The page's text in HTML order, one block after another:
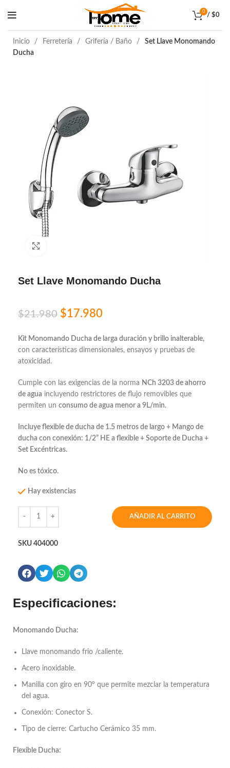
0
/ $0
Inicio Ferretería Grifería / Baño
Set Llave Monomando
Ducha
Set Llave Monomando Ducha
$21.980 $17.980
Kit Monomando Ducha de larga duración y brillo inalterable,
con características dimensionales, ensayos y pruebas de
atoxicidad.
Cumple con las exigencias de la norma NCh 3203 de ahorro
de agua incluyendo restrictores de flujo removibles que
permiten un consumo de agua menor a 9L/min.
Incluye flexible de ducha de 1.5 metros de largo + Mango de
ducha con conexión: 1/2” HE a flexible + Soporte de Ducha +
Set Excéntricas.
No es tóxico.
Hay existencias
AÑADIR AL CARRITO
SKU 404000
Especificaciones:
Monomando Ducha:
Llave monomando frio /caliente.
Acero inoxidable.
Manilla con giro en 90° que permite mezclar la temperatura
del agua.
Conexión: Conector S.
Tipo de cierre: Cartucho Cerámico 35 mm.
Flexible Ducha: